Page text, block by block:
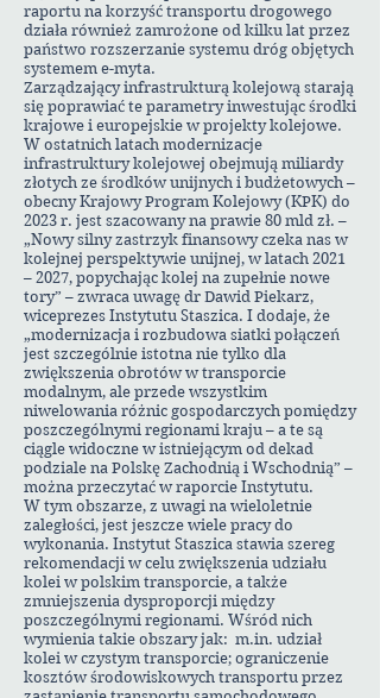
raportu na korzyść transportu drogowego
działa również zamrożone od kilku lat przez
państwo rozszerzanie systemu dróg objętych
systemem e-myta.
Zarządzający infrastrukturą kolejową starają
się poprawiać te parametry inwestując środki
krajowe i europejskie w projekty kolejowe.
W ostatnich latach modernizacje
infrastruktury kolejowej obejmują miliardy
złotych ze środków unijnych i budżetowych –
obecny Krajowy Program Kolejowy (KPK) do
2023 r. jest szacowany na prawie 80 mld zł. –
„Nowy silny zastrzyk finansowy czeka nas w
kolejnej perspektywie unijnej, w latach 2021
– 2027, popychając kolej na zupełnie nowe
tory” – zwraca uwagę dr Dawid Piekarz,
wiceprezes Instytutu Staszica. I dodaje, że
„modernizacja i rozbudowa siatki połączeń
jest szczególnie istotna nie tylko dla
zwiększenia obrotów w transporcie
modalnym, ale przede wszystkim
niwelowania różnic gospodarczych pomiędzy
poszczególnymi regionami kraju – a te są
ciągle widoczne w istniejącym od dekad
podziale na Polskę Zachodnią i Wschodnią” –
można przeczytać w raporcie Instytutu.
W tym obszarze, z uwagi na wieloletnie
zaległości, jest jeszcze wiele pracy do
wykonania. Instytut Staszica stawia szereg
rekomendacji w celu zwiększenia udziału
kolei w polskim transporcie, a także
zmniejszenia dysproporcji między
poszczególnymi regionami. Wśród nich
wymienia takie obszary jak: m.in. udział
kolei w czystym transporcie; ograniczenie
kosztów środowiskowych transportu przez